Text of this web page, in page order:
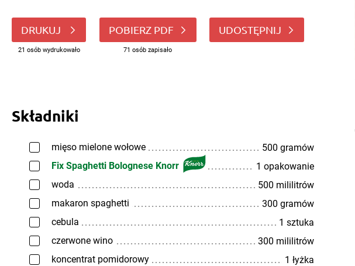
DRUKUJ
21 osób wydrukowało
POBIERZ PDF
71 osób zapisało
UDOSTĘPNIJ
Składniki
mięso mielone wołowe
500 gramów
Fix Spaghetti Bolognese Knorr
1 opakowanie
woda
500 mililitrów
makaron spaghetti
300 gramów
cebula
1 sztuka
czerwone wino
300 mililitrów
koncentrat pomidorowy
1 łyżka